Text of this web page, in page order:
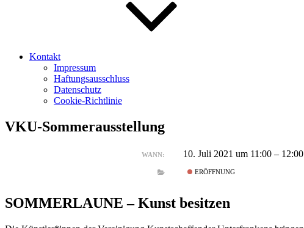
Kontakt
Impressum
Haftungsausschluss
Datenschutz
Cookie-Richtlinie
VKU-Sommerausstellung
WANN: 10. Juli 2021 um 11:00 – 12:00
ERÖFFNUNG
SOMMERLAUNE – Kunst besitzen